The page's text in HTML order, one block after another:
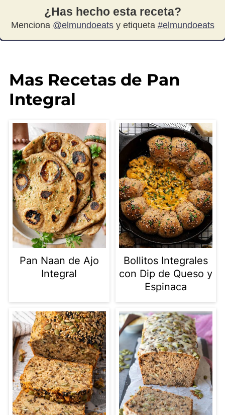
¿Has hecho esta receta?
Menciona @elmundoeatsy etiqueta #elmundoeats
Mas Recetas de Pan
Integral
Pan Naan de Ajo
Integral
Bollitos Integrales
con Dip de Queso y
Espinaca